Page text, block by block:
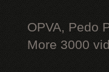
OPVA, Pedo
More 3000